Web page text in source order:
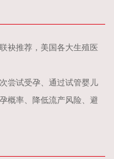
袂推荐，美国各大生殖医
尝试受孕、通过试管婴儿
概率、降低流产风险、避